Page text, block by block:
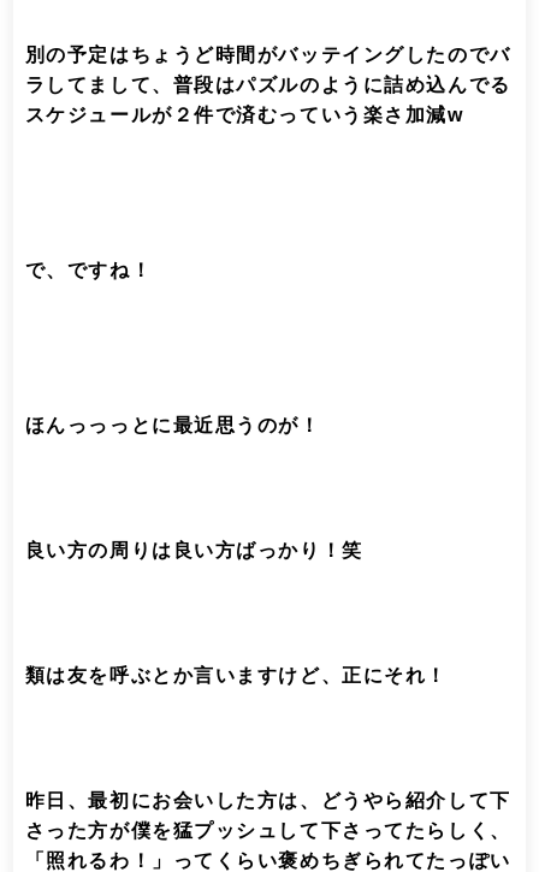
別の予定はちょうど時間がバッテイングしたのでバ
ラしてまして、普段はパズルのように詰め込んでる
スケジュールが２件で済むっていう楽さ加減w
で、ですね！
ほんっっっとに最近思うのが！
良い方の周りは良い方ばっかり！笑
類は友を呼ぶとか言いますけど、正にそれ！
昨日、最初にお会いした方は、どうやら紹介して下
さった方が僕を猛プッシュして下さってたらしく、
「照れるわ！」ってくらい褒めちぎられてたっぽい